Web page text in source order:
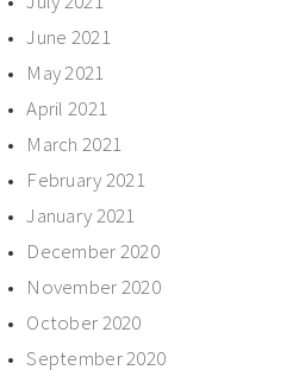
June 2021
May 2021
April 2021
March 2021
February 2021
January 2021
December 2020
November 2020
October 2020
September 2020